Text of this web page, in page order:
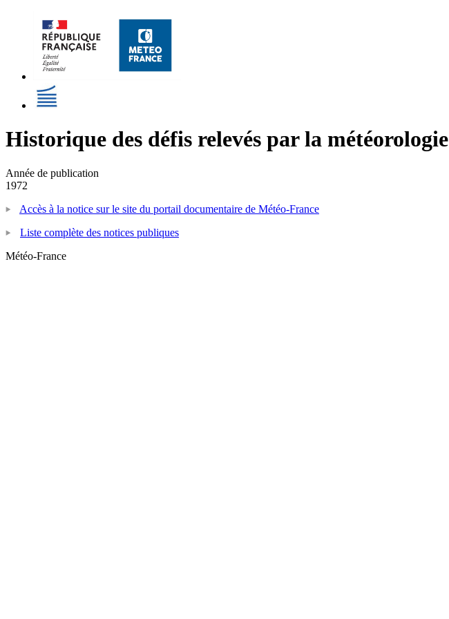
Historique des défis relevés par la météorologie
Année de publication
1972
Accès à la notice sur le site du portail documentaire de Météo-France
Liste complète des notices publiques
Météo-France